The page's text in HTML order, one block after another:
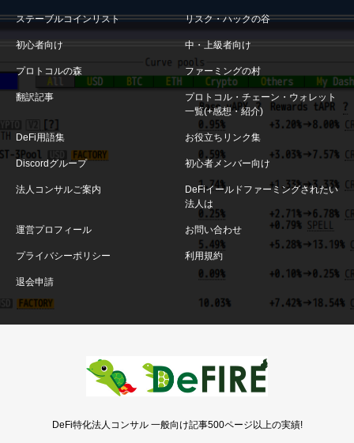
ステーブルコインリスト リスク・ハックの谷
初心者向け 中・上級者向け
プロトコルの森 ファーミングの村
翻訳記事
プロトコル・チェーン・ウォレット
一覧(+感想・紹介)
DeFi用語集 お役立ちリンク集
Discordグループ 初心者メンバー向け
法人コンサルご案内
DeFiイールドファーミングされたい
法人は
運営プロフィール お問い合わせ
プライバシーポリシー 利用規約
退会申請
DeFi特化法人コンサル 一般向け記事500ページ以上の実績!